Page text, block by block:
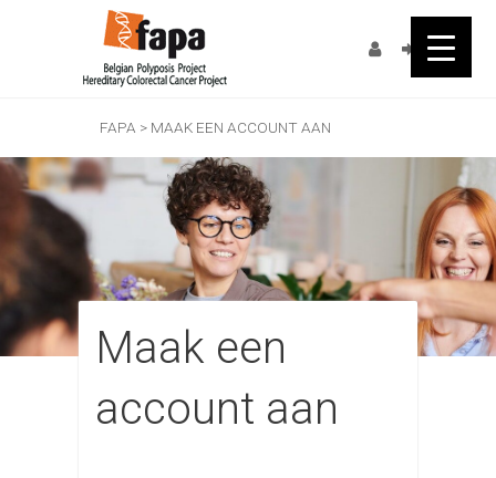
FAPA > MAAK EEN ACCOUNT AAN
Maak een
account aan